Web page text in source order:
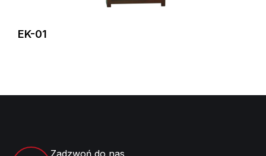
EK-01
Zadzwoń do nas